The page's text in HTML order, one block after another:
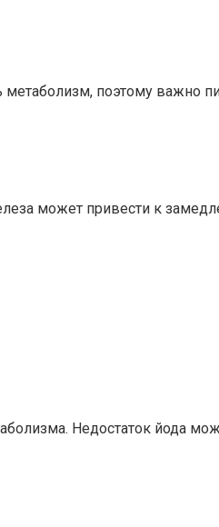
поэтому важно
может привести к
Недостаток йода